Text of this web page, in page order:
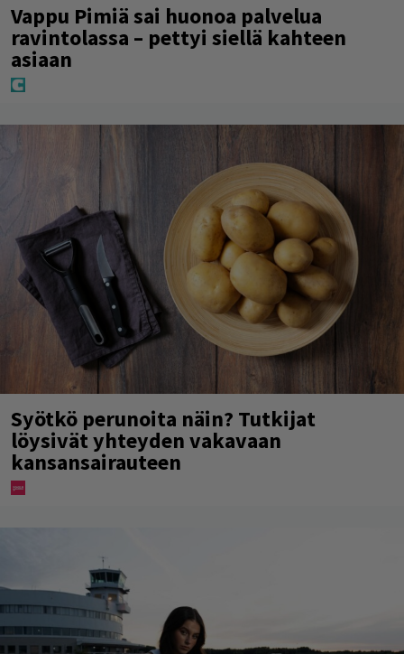
Vappu Pimiä sai huonoa palvelua
ravintolassa – pettyi siellä kahteen
asiaan
Syötkö perunoita näin? Tutkijat
löysivät yhteyden vakavaan
kansansairauteen